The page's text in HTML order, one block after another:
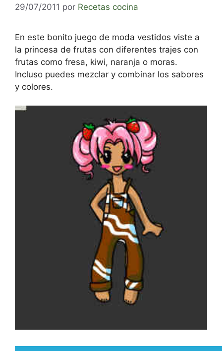
29/07/2011 por Recetas cocina
En este bonito juego de moda vestidos viste a
la princesa de frutas con diferentes trajes con
frutas como fresa, kiwi, naranja o moras.
Incluso puedes mezclar y combinar los sabores
y colores.